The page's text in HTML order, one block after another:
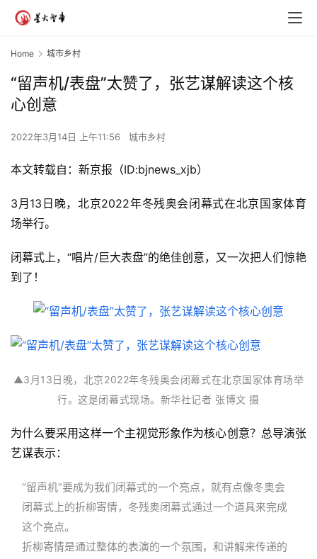
Home 城市乡村
“留声机/表盘”太赞了，张艺谋解读这个核
心创意
2022年3月14日 上午11:56 城市乡村
本文转载自：新京报（ID:bjnews_xjb）
3月13日晚，北京2022年冬残奥会闭幕式在北京国家体育
场举行。
闭幕式上，“唱片/巨大表盘”的绝佳创意，又一次把人们惊艳
到了！
▲3月13日晚，北京2022年冬残奥会闭幕式在北京国家体育场举
行。这是闭幕式现场。新华社记者 张博文 摄
为什么要采用这样一个主视觉形象作为核心创意？总导演张
艺谋表示：
“留声机”要成为我们闭幕式的一个亮点，就有点像冬奥会
闭幕式上的折柳寄情，冬残奥闭幕式通过一个道具来完成
这个亮点。
折柳寄情是通过整体的表演的一个氛围，和讲解来传递的